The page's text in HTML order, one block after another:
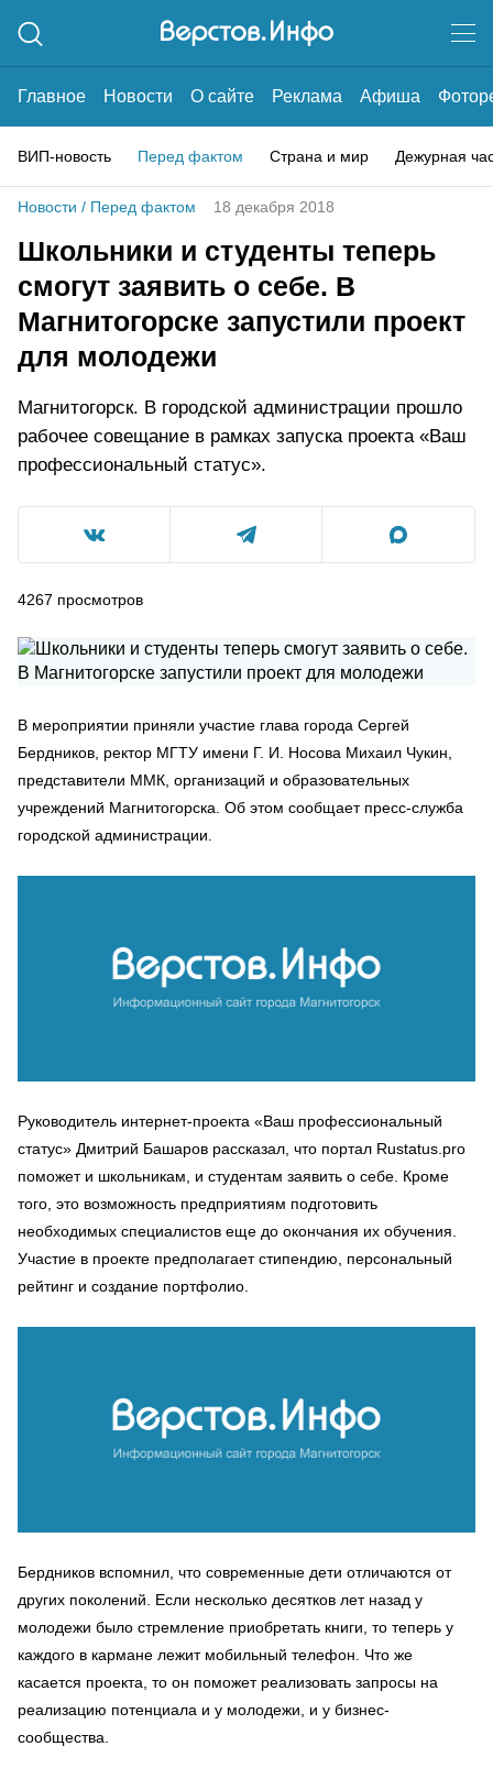
Главное Новости О сайте Реклама Афиша
ВИП-новость Перед фактом Страна и мир Дежурная
Новости / Перед фактом 18 декабря 2018
Школьники и студенты теперь
смогут заявить о себе. В
Магнитогорске запустили проект
для молодежи
Магнитогорск. В городской администрации прошло
рабочее совещание в рамках запуска проекта «Ваш
профессиональный статус».
4267 просмотров
В мероприятии приняли участие глава города Сергей
Бердников, ректор МГТУ имени Г. И. Носова Михаил Чукин,
представители ММК, организаций и образовательных
учреждений Магнитогорска. Об этом сообщает пресс-служба
городской администрации.
Руководитель интернет-проекта «Ваш профессиональный
статус» Дмитрий Башаров рассказал, что портал Rustatus.pro
поможет и школьникам, и студентам заявить о себе. Кроме
того, это возможность предприятиям подготовить
необходимых специалистов еще до окончания их обучения.
Участие в проекте предполагает стипендию, персональный
рейтинг и создание портфолио.
Бердников вспомнил, что современные дети отличаются от
других поколений. Если несколько десятков лет назад у
молодежи было стремление приобретать книги, то теперь у
каждого в кармане лежит мобильный телефон. Что же
касается проекта, то он поможет реализовать запросы на
реализацию потенциала и у молодежи, и у бизнес-
сообщества.